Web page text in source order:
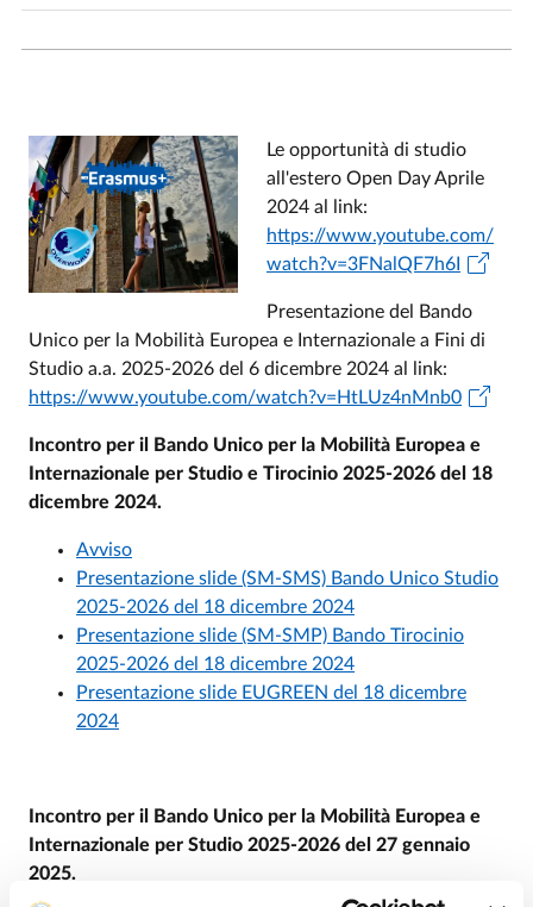
Le opportunità di studio
all'estero Open Day Aprile
2024 al link:
https://www.youtube.com/
watch?v=3FNalQF7h6I
Presentazione del Bando
Unico per la Mobilità Europea e Internazionale a Fini di
Studio a.a. 2025-2026 del 6 dicembre 2024 al link:
https://www.youtube.com/watch?v=HtLUz4nMnb0
Incontro per il Bando Unico per la Mobilità Europea e
Internazionale per Studio e Tirocinio 2025-2026 del 18
dicembre 2024.
Avviso
Presentazione slide (SM-SMS) Bando Unico Studio
2025-2026 del 18 dicembre 2024
Presentazione slide (SM-SMP) Bando Tirocinio
2025-2026 del 18 dicembre 2024
Presentazione slide EUGREEN del 18 dicembre
2024
Incontro per il Bando Unico per la Mobilità Europea e
Internazionale per Studio 2025-2026 del 27 gennaio
2025.